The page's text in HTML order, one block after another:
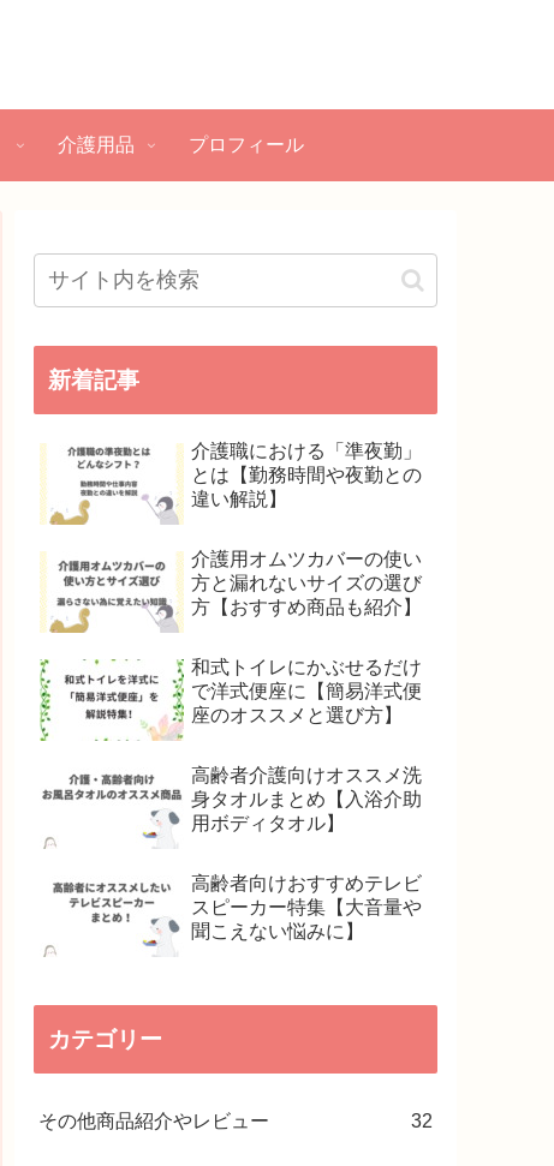
介護用品 プロフィール
新着記事
介護職における「準夜勤」
とは【勤務時間や夜勤との
違い解説】
介護用オムツカバーの使い
方と漏れないサイズの選び
方【おすすめ商品も紹介】
和式トイレにかぶせるだけ
で洋式便座に【簡易洋式便
座のオススメと選び方】
高齢者介護向けオススメ洗
身タオルまとめ【入浴介助
用ボディタオル】
高齢者向けおすすめテレビ
スピーカー特集【大音量や
聞こえない悩みに】
カテゴリー
その他商品紹介やレビュー 32